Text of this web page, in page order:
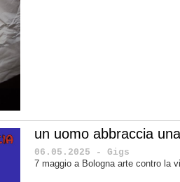
un uomo abbraccia
06.05.2025 - Gigs
7 maggio a Bologna arte contro la